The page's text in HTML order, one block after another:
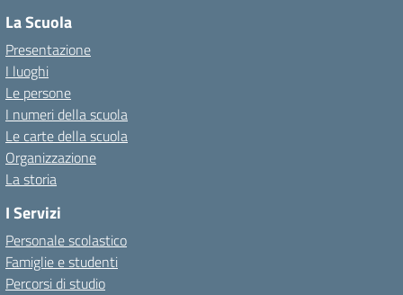
La Scuola
Presentazione
I luoghi
Le persone
I numeri della scuola
Le carte della scuola
Organizzazione
La storia
I Servizi
Personale scolastico
Famiglie e studenti
Percorsi di studio